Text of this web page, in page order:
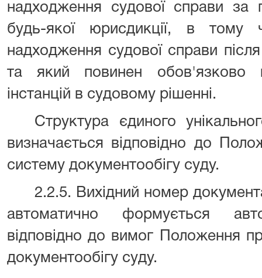
надходження судової справи за
будь-якої юрисдикції, в тому
надходження судової справи
та який повинен обов'язково
інстанцій в судовому рішенні.
Структура єдиного
визначається відповідно до
систему документообігу суду.
2.2.5. Вихідний номер
автоматично формується
відповідно до вимог Положення
документообігу суду.